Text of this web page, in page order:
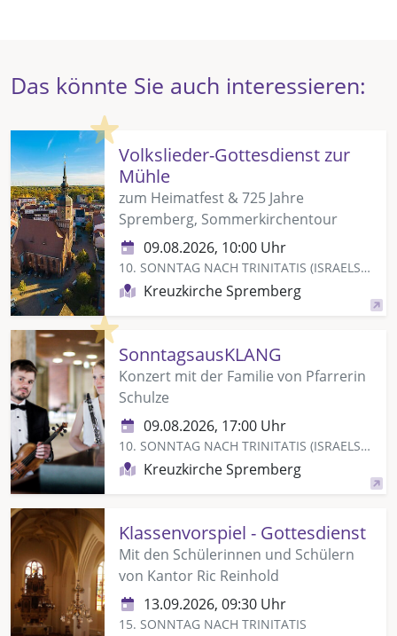
Das könnte Sie auch interessieren:
Highlight
Volkslieder-Gottesdienst zur
Mühle
zum Heimatfest & 725 Jahre
Spremberg, Sommerkirchentour
09.08.2026, 10:00 Uhr
10. SONNTAG NACH TRINITATIS (ISRAELSONNTAG)
Kreuzkirche Spremberg
Highlight
SonntagsausKLANG
Konzert mit der Familie von Pfarrerin
Schulze
09.08.2026, 17:00 Uhr
10. SONNTAG NACH TRINITATIS (ISRAELSONNTAG)
Kreuzkirche Spremberg
Klassenvorspiel - Gottesdienst
Mit den Schülerinnen und Schülern
von Kantor Ric Reinhold
13.09.2026, 09:30 Uhr
15. SONNTAG NACH TRINITATIS